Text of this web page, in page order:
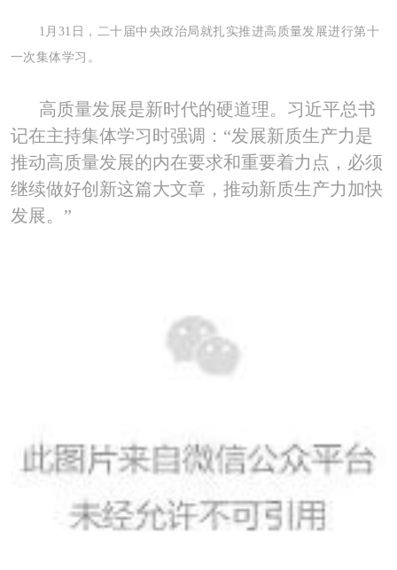
1月31日，二十届中央政治局就扎实推进高质量发展进行第十
一次集体学习。
高质量发展是新时代的硬道理。习近平总书
记在主持集体学习时强调：“发展新质生产力是
推动高质量发展的内在要求和重要着力点，必须
继续做好创新这篇大文章，推动新质生产力加快
发展。”